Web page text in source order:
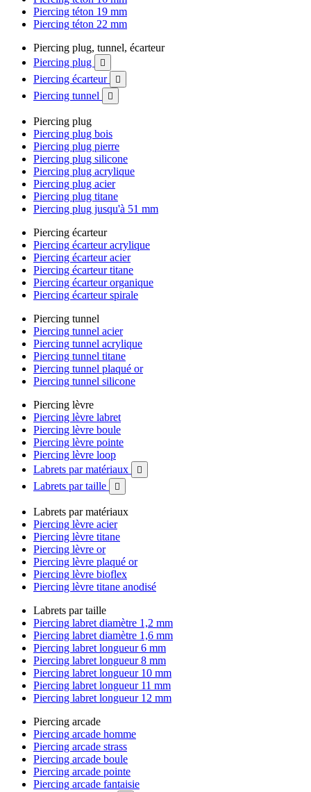
Piercing téton 19 mm
Piercing téton 22 mm
Piercing plug, tunnel, écarteur
Piercing plug

Piercing écarteur 
Piercing tunnel 
Piercing plug
Piercing plug bois
Piercing plug pierre
Piercing plug silicone
Piercing plug acrylique
Piercing plug acier
Piercing plug titane
Piercing plug jusqu'à 51 mm
Piercing écarteur
Piercing écarteur acrylique
Piercing écarteur acier
Piercing écarteur titane
Piercing écarteur organique
Piercing écarteur spirale
Piercing tunnel
Piercing tunnel acier
Piercing tunnel acrylique
Piercing tunnel titane
Piercing tunnel plaqué or
Piercing tunnel silicone
Piercing lèvre
Piercing lèvre labret
Piercing lèvre boule
Piercing lèvre pointe
Piercing lèvre loop
Labrets par matériaux

Labrets par taille 
Labrets par matériaux
Piercing lèvre acier
Piercing lèvre titane
Piercing lèvre or
Piercing lèvre plaqué or
Piercing lèvre bioflex
Piercing lèvre titane anodisé
Labrets par taille
Piercing labret diamètre 1,2 mm
Piercing labret diamètre 1,6 mm
Piercing labret longueur 6 mm
Piercing labret longueur 8 mm
Piercing labret longueur 10 mm
Piercing labret longueur 11 mm
Piercing labret longueur 12 mm
Piercing arcade
Piercing arcade homme
Piercing arcade strass
Piercing arcade boule
Piercing arcade pointe
Piercing arcade fantaisie